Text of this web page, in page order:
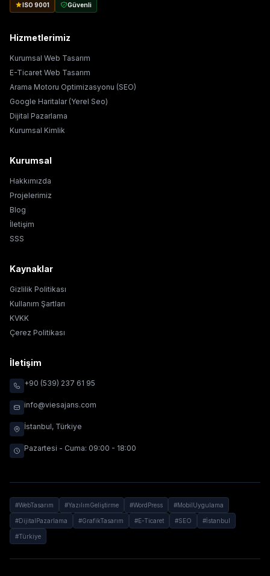
ISO 9001 Güvenli
Hizmetlerimiz
Kurumsal Web Tasarım
E-Ticaret Web Tasarım
Arama Motoru Optimizasyonu (SEO)
Google Haritalar (Yerel Seo)
Dijital Pazarlama
Kurumsal Kimlik
Kurumsal
Hakkımızda
Projelerimiz
Blog
İletişim
SSS
Kaynaklar
Gizlilik Politikası
Kullanım Şartları
KVKK
Çerez Politikası
İletişim
+90 (539) 237 61 95
info@viesajans.com
İstanbul, Türkiye
Pazartesi - Cuma: 09:00 - 18:00
#WebTasarım #YazılımGeliştirme #WordPress #MobilUygulama
#DijitalPazarlama #GrafikTasarım #E-Ticaret #SEO #İstanbul
#Türkiye